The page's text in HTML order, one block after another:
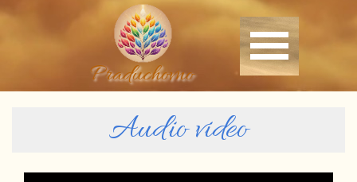
Praduchovno
Audio video